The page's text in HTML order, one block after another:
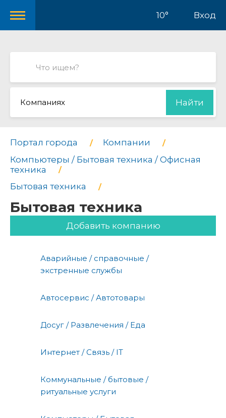
10° Вход
Компаниях Найти
Портал города
Компании
Компьютеры / Бытовая техника / Офисная
техника
Бытовая техника
Бытовая техника
Добавить компанию
Аварийные / справочные /
экстренные службы
Автосервис / Автотовары
Досуг / Развлечения / Еда
Интернет / Связь / IT
Коммунальные / бытовые /
ритуальные услуги